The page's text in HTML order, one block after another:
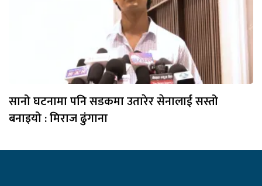
सानो घटनामा पनि सडकमा उतारेर सेनालाई सस्तो
बनाइयो : मिराज ढुंगाना